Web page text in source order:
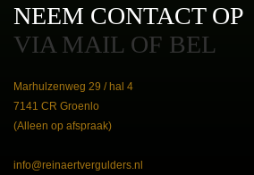
NEEM CONTACT OP
VIA MAIL OF BEL
Marhulzenweg 29 / hal 4
7141 CR Groenlo
(Alleen op afspraak)
info@reinaertvergulders.nl